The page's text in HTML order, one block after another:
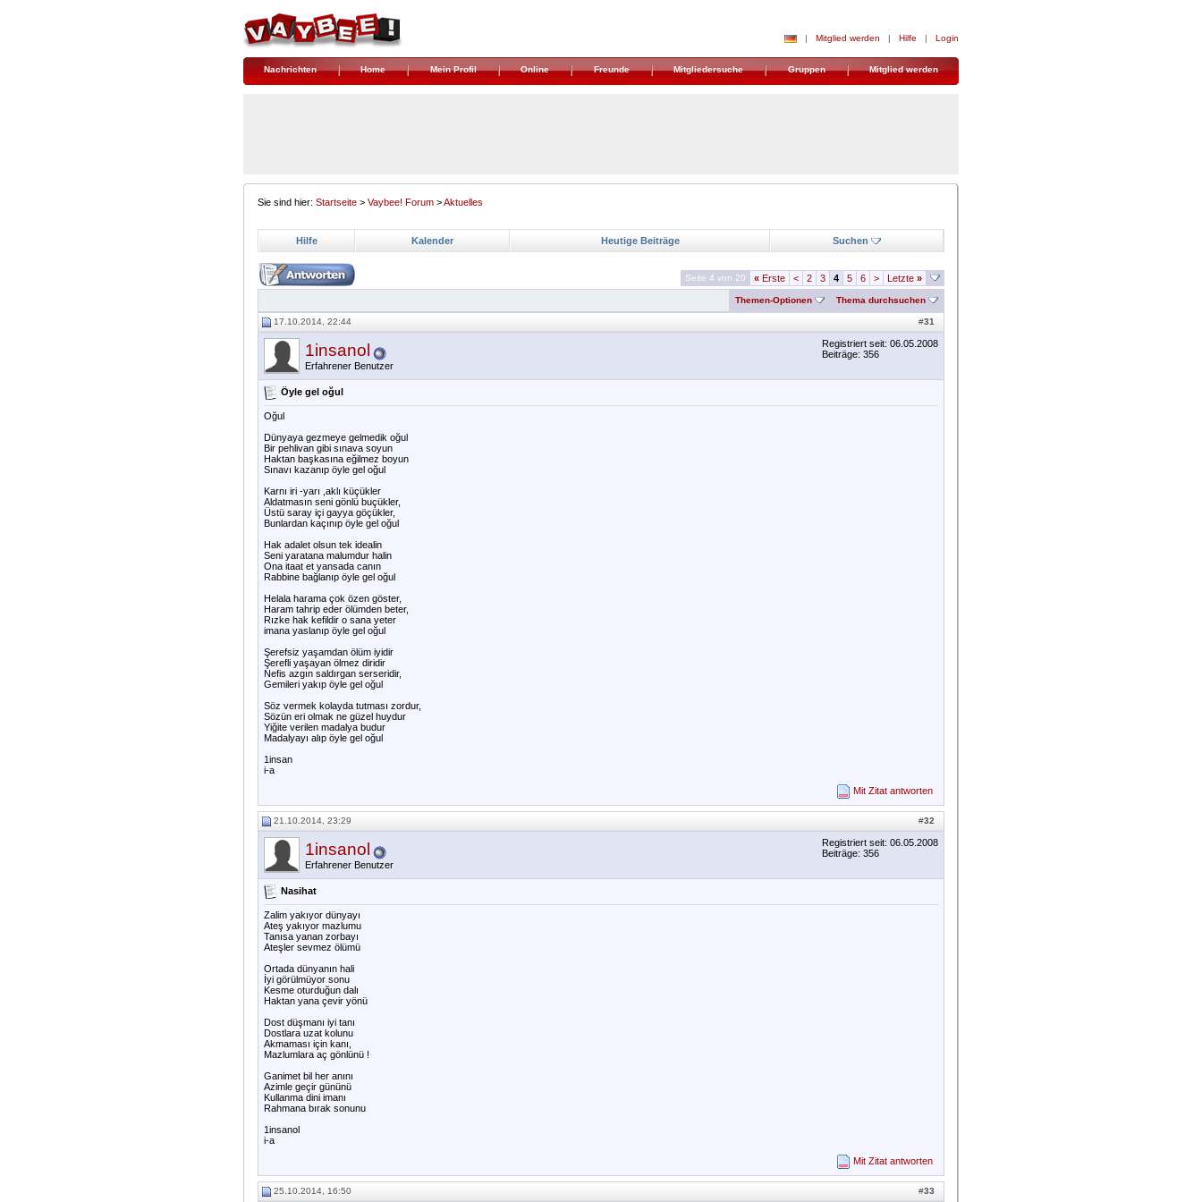
| Mitglied werden | Hilfe | Login
Nachrichten Home Mein Profil Online Freunde Mitgliedersuche Gruppen Mitglied werden
Sie sind hier: Startseite > Vaybee! Forum >Aktuelles
Hilfe Kalender Heutige Beiträge Suchen
Seite 4 von 20 « Erste < 2 3 4 5 6 > Letzte »
Themen-Optionen Thema durchsuchen
#31
17.10.2014, 22:44
1insanol
Erfahrener Benutzer
Registriert seit: 06.05.2008
Beiträge: 356
Öyle gel oğul
Oğul
Dünyaya gezmeye gelmedik oğul
Bir pehlivan gibi sınava soyun
Haktan başkasına eğilmez boyun
Sınavı kazanıp öyle gel oğul
Karnı iri -yarı ,aklı küçükler
Aldatmasın seni gönlü buçükler,
Üstü saray içi gayya göçükler,
Bunlardan kaçınıp öyle gel oğul
Hak adalet olsun tek idealin
Seni yaratana malumdur halin
Ona itaat et yansada canın
Rabbine bağlanıp öyle gel oğul
Helala harama çok özen göster,
Haram tahrip eder ölümden beter,
Rızke hak kefildir o sana yeter
imana yaslanıp öyle gel oğul
Şerefsiz yaşamdan ölüm iyidir
Şerefli yaşayan ölmez diridir
Nefis azgın saldırgan serseridir,
Gemileri yakıp öyle gel oğul
Söz vermek kolayda tutması zordur,
Sözün eri olmak ne güzel huydur
Yiğite verilen madalya budur
Madalyayı alıp öyle gel oğul
1insan
i-a
Mit Zitat antworten
#32
21.10.2014, 23:29
1insanol
Erfahrener Benutzer
Registriert seit: 06.05.2008
Beiträge: 356
Nasihat
Zalim yakıyor dünyayı
Ateş yakıyor mazlumu
Tanısa yanan zorbayı
Ateşler sevmez ölümü
Ortada dünyanın hali
İyi görülmüyor sonu
Kesme oturduğun dalı
Haktan yana çevir yönü
Dost düşmanı iyi tanı
Dostlara uzat kolunu
Akmaması için kanı,
Mazlumlara aç gönlünü !
Ganimet bil her anını
Azimle geçir gününü
Kullanma dini imanı
Rahmana bırak sonunu
1insanol
i-a
Mit Zitat antworten
#33
25.10.2014, 16:50